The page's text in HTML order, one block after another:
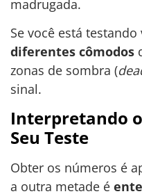
madrugada.
Se você está
diferentes cômodos
zonas de sombra (
sinal.
Interpretando
Seu Teste
Obter os números é
a outra metade é